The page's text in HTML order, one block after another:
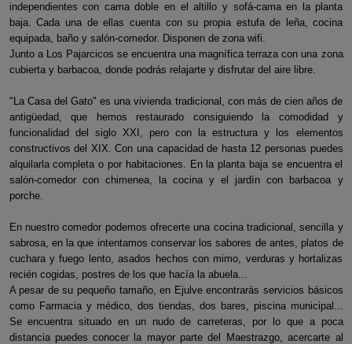
independientes con cama doble en el altillo y sofá-cama en la planta
baja. Cada una de ellas cuenta con su propia estufa de leña, cocina
equipada, baño y salón-comedor. Disponen de zona wifi.
Junto a Los Pajarcicos se encuentra una magnífica terraza con una zona
cubierta y barbacoa, donde podrás relajarte y disfrutar del aire libre.
"La Casa del Gato" es una vivienda tradicional, con más de cien años de
antigüedad, que hemos restaurado consiguiendo la comodidad y
funcionalidad del siglo XXI, pero con la estructura y los elementos
constructivos del XIX. Con una capacidad de hasta 12 personas puedes
alquilarla completa o por habitaciones. En la planta baja se encuentra el
salón-comedor con chimenea, la cocina y el jardín con barbacoa y
porche.
En nuestro comedor podemos ofrecerte una cocina tradicional, sencilla y
sabrosa, en la que intentamos conservar los sabores de antes, platos de
cuchara y fuego lento, asados hechos con mimo, verduras y hortalizas
recién cogidas, postres de los que hacía la abuela...
A pesar de su pequeño tamaño, en Ejulve encontrarás servicios básicos
como Farmacia y médico, dos tiendas, dos bares, piscina municipal...
Se encuentra situado en un nudo de carreteras, por lo que a poca
distancia puedes conocer la mayor parte del Maestrazgo, acercarte al